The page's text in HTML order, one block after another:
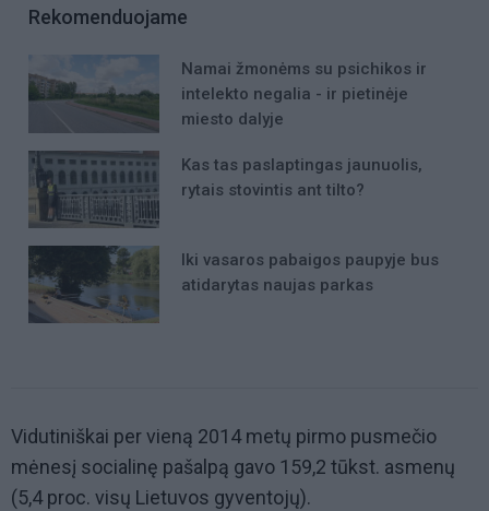
Rekomenduojame
Namai žmonėms su psichikos ir
intelekto negalia - ir pietinėje
miesto dalyje
Kas tas paslaptingas jaunuolis,
rytais stovintis ant tilto?
Iki vasaros pabaigos paupyje bus
atidarytas naujas parkas
Vidutiniškai per vieną 2014 metų pirmo pusmečio
mėnesį socialinę pašalpą gavo 159,2 tūkst. asmenų
(5,4 proc. visų Lietuvos gyventojų).